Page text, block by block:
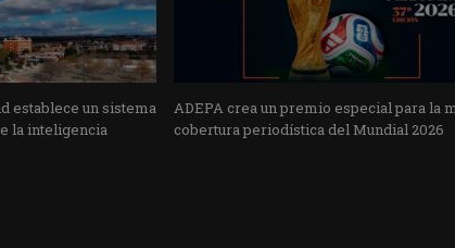
establece un sistema
la inteligencia
ADEPA crea un premio especial para la
cobertura periodística del Mundial 2026